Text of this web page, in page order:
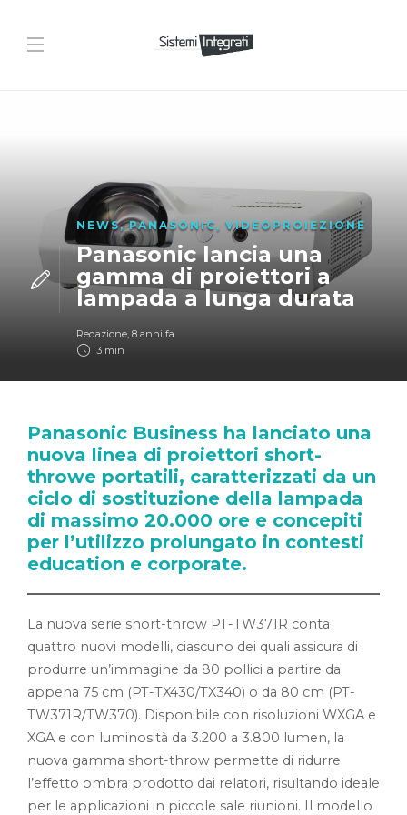
NEWS,PANASONIC , VIDEOPROIEZIONE
Panasonic lancia una
gamma di proiettori a
lampada a lunga durata
Redazione, 8 anni fa
3 min
Panasonic Business ha lanciato una
nuova linea di proiettori short-
throwe portatili, caratterizzati da un
ciclo di sostituzione della lampada
di massimo 20.000 ore e concepiti
per l’utilizzo prolungato in contesti
education e corporate.
La nuova serie short-throw PT-TW371R conta
quattro nuovi modelli, ciascuno dei quali assicura di
produrre un’immagine da 80 pollici a partire da
appena 75 cm (PT-TX430/TX340) o da 80 cm (PT-
TW371R/TW370). Disponibile con risoluzioni WXGA e
XGA e con luminosità da 3.200 a 3.800 lumen, la
nuova gamma short-throw permette di ridurre
l’effetto ombra prodotto dai relatori, risultando ideale
per le applicazioni in piccole sale riunioni. Il modello